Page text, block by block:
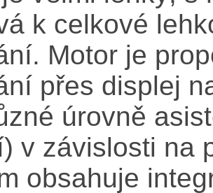
k celkové
Motor je
přes displej
úrovně
v závislosti na
obsahuje